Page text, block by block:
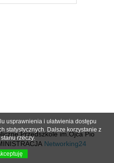
Przedszkole im.Ojca Pio
Networking24
usprawnienia i ułatwienia dostępu
statystycznych. Dalsze korzystanie z
rzeczy.